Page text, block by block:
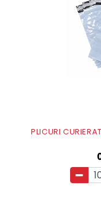
PLICURI